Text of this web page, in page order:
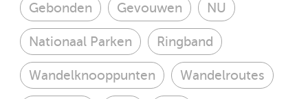
Gebonden Gevouwen NU
Nationaal Parken Ringband
Wandelknooppunten Wandelroutes